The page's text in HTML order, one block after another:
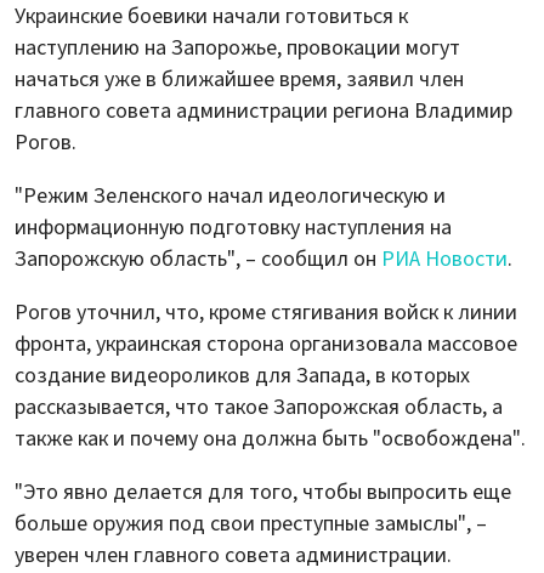
Украинские боевики начали готовиться к
наступлению на Запорожье, провокации могут
начаться уже в ближайшее время, заявил член
главного совета администрации региона Владимир
Рогов.
"Режим Зеленского начал идеологическую и
информационную подготовку наступления на
Запорожскую область", – сообщил он РИА Новости.
Рогов уточнил, что, кроме стягивания войск к линии
фронта, украинская сторона организовала массовое
создание видеороликов для Запада, в которых
рассказывается, что такое Запорожская область, а
также как и почему она должна быть "освобождена".
"Это явно делается для того, чтобы выпросить еще
больше оружия под свои преступные замыслы", –
уверен член главного совета администрации.